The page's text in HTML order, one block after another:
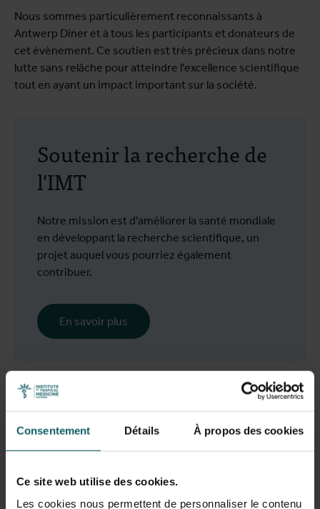
Consentement Détails À propos des cookies
Ce site web utilise des cookies.
Les cookies nous permettent de personnaliser le contenu
Nous sommes particulièrement reconnaissants à
Antwerp Diner et à tous les participants et donateurs de
cet évènement. Ce soutien est très précieux dans notre
lutte sans relâche pour atteindre l'excellence scientifique
tout en ayant un impact important sur la société.
Soutenir la recherche de
l'IMT
Notre mission est d'améliorer la santé mondiale
en développant la recherche scientifique, un
projet auquel vous pourriez également
contribuer.
En savoir plus